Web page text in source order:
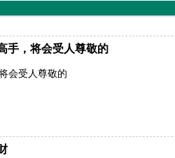
手，将会受人尊敬的
会受人尊敬的